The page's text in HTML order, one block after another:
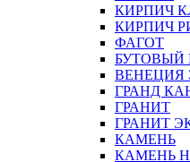
КИРПИЧ
КИРПИЧ
ФАГОТ
БУТОВЫЙ
ВЕНЕЦИЯ
ГРАНД
ГРАНИТ
ГРАНИТ
КАМЕНЬ
КАМЕНЬ